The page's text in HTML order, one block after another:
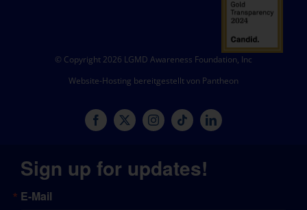
© Copyright 2026 LGMD Awareness Foundation, Inc
Website-Hosting bereitgestellt von Pantheon
Sign up for updates!
E-Mail